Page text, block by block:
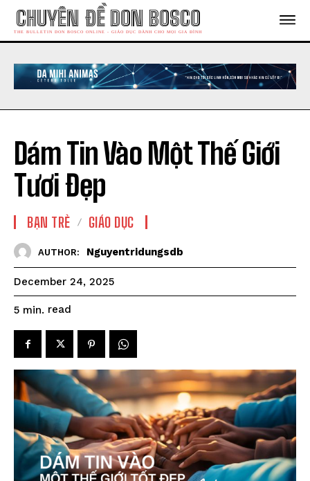
CHUYÊN ĐỀ DON BOSCO
THE BULLETIN DON BOSCO ONLINE - GIÁO DỤC DÀNH CHO MỌI GIA ĐÌNH
Dám Tin Vào Một Thế Giới
Tươi Đẹp
BẠN TRẺ GIÁO DỤC
AUTHOR: Nguyentridungsdb
December 24, 2025
5 min. read